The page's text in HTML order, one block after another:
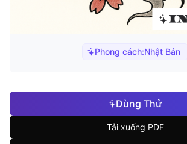
Phong cách:Nhật Bản
Dùng Thử
Tải xuống PDF